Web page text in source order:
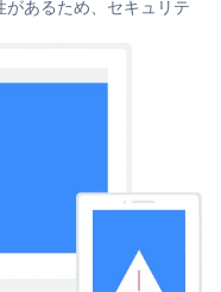
あるため、セキュリテ